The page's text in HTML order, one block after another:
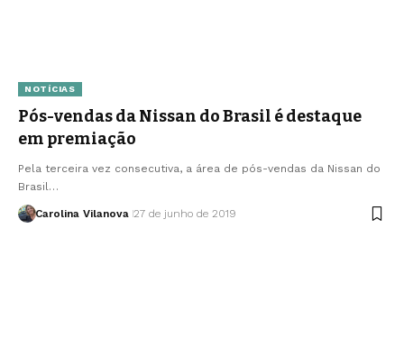
NOTÍCIAS
Pós-vendas da Nissan do Brasil é destaque
em premiação
Pela terceira vez consecutiva, a área de pós-vendas da Nissan do
Brasil…
Carolina Vilanova 27 de junho de 2019